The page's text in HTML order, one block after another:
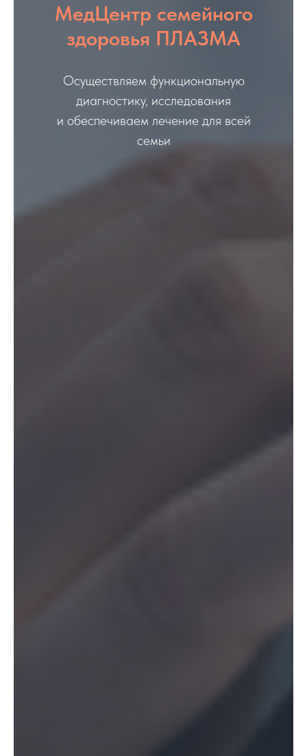
МедЦентр семейного
здоровья ПЛАЗМА
Осуществляем функциональную
диагностику, исследования
и обеспечиваем лечение для всей
семьи